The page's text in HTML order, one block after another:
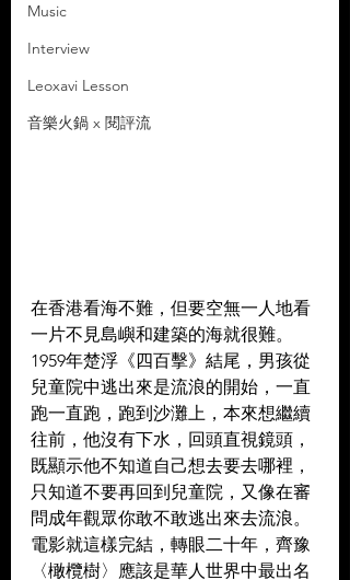
Music
Interview
Leoxavi Lesson
音樂火鍋 x 閱評流
在香港看海不難，但要空無一人地看
一片不見島嶼和建築的海就很難。
1959年楚浮《四百擊》結尾，男孩從
兒童院中逃出來是流浪的開始，一直
跑一直跑，跑到沙灘上，本來想繼續
往前，他沒有下水，回頭直視鏡頭，
既顯示他不知道自己想去要去哪裡，
只知道不要再回到兒童院，又像在審
問成年觀眾你敢不敢逃出來去流浪。
電影就這樣完結，轉眼二十年，齊豫
〈橄欖樹〉應該是華人世界中最出名